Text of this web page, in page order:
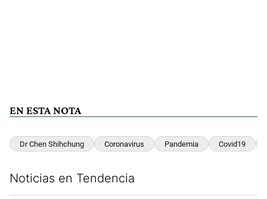
EN ESTA NOTA
Dr Chen Shihchung Coronavirus Pandemia Covid19
Noticias en Tendencia